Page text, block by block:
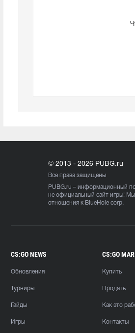
© 2013 - 2026 PUBG.ru
Все права защищены
PUBG.ru – информационный
не официальный сайт игры!
отношения к BlueHole corp.
CS:GO NEWS
Обновления
Турниры
Гайды
Игры
CS:GO
Купить
Продать
Как это
Контакты